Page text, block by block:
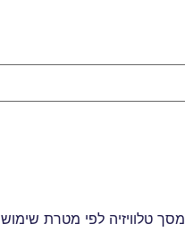
מסך טלוויזיה לפי מטרת שימוש